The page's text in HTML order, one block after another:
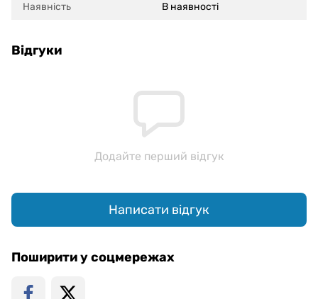
Наявність В наявності
Відгуки
Додайте перший відгук
Написати відгук
Поширити у соцмережах